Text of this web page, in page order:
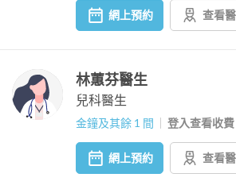
網上預約 查看
林蕙芬醫生
兒科醫生
金鐘及其餘 1 間 登入查看收費
網上預約 查看